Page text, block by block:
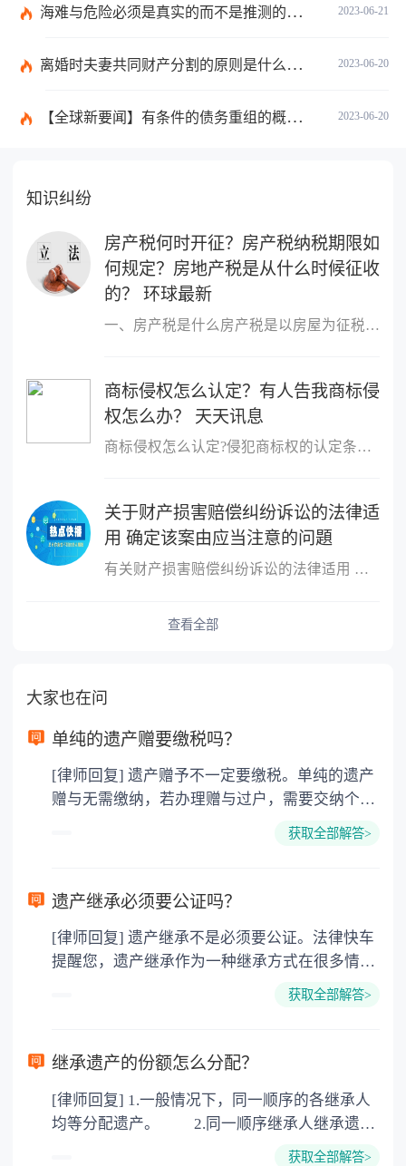
2023-06-21
海难与危险必须是真实的而不是推测的吗？
2023-06-20
离婚时夫妻共同财产分割的原则是什么？离婚的共同财产怎么分割？
2023-06-20
【全球新要闻】有条件的债务重组的概念是什么？债务重新安排如何进行？
知识纠纷
房产税何时开征？房产税纳税期限如
何规定？房地产税是从什么时候征收
的？ 环球最新
一、房产税是什么房产税是以房屋为征税对象，按房屋的计税余值或租
商标侵权怎么认定？有人告我商标侵
权怎么办？ 天天讯息
商标侵权怎么认定?侵犯商标权的认定条件是：行为人客观上实施了侵犯
关于财产损害赔偿纠纷诉讼的法律适
用 确定该案由应当注意的问題
有关财产损害赔偿纠纷诉讼的法律适用 确定该案由应当注意的问題处
查看全部
大家也在问
单纯的遗产赠要缴税吗？
[律师回复] 遗产赠予不一定要缴税。单纯的遗产
赠与无需缴纳，若办理赠与过户，需要交纳个人
所得税、契税和公证费。赠与过户是没有增值税
要缴纳公证费，具体如下： 1. 公证费：按房
3. 印花税：按房屋评估价的0.05%缴纳 4. 土
地增值税：按房价1%缴纳 5. 房屋产权登记费：
获取全部解答>
遗产继承必须要公证吗？
[律师回复] 遗产继承不是必须要公证。法律快车
提醒您，遗产继承作为一种继承方式在很多情况
下都是不需要公证的，当然，如果需要公正的也
以防对财产继承发生纠纷，可以对遗产继承进行
公证。
获取全部解答>
继承遗产的份额怎么分配？
[律师回复] 1.一般情况下，同一顺序的各继承人
均等分配遗产。 2.同一顺序继承人继承遗产
获取全部解答>